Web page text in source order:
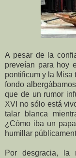
A pesar de la
preveían para hoy
pontificum y la Misa
fondo
que de un rumor
XVI no sólo está
talar blanca
¿Cómo iba un
humillar
Por desgracia, la